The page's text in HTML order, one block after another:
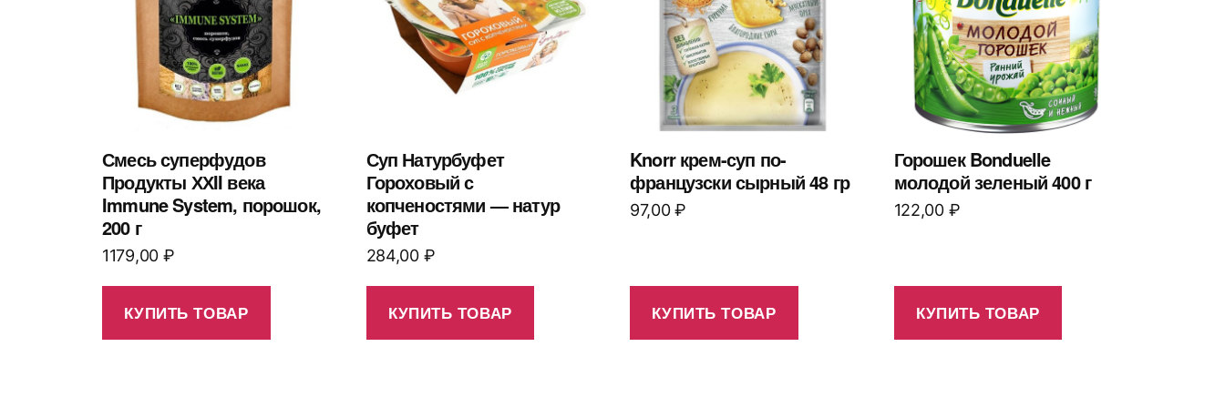
Смесь суперфудов
Продукты ХХII века
Immune System, порошок,
200 г
1179,00 ₽
КУПИТЬ ТОВАР
Суп Натурбуфет
Гороховый с
копченостями — натур
буфет
284,00 ₽
КУПИТЬ ТОВАР
Knorr крем-суп по-
французски сырный 48 гр
97,00₽
КУПИТЬ ТОВАР
Горошек Bonduelle
молодой зеленый 400 г
122,00 ₽
КУПИТЬ ТОВАР